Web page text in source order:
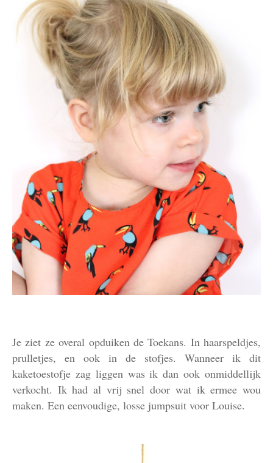
Je ziet ze overal opduiken de Toekans. In haarspeldjes,
prulletjes, en ook in de stofjes. Wanneer ik dit
kaketoestofje zag liggen was ik dan ook onmiddellijk
verkocht. Ik had al vrij snel door wat ik ermee wou
maken. Een eenvoudige, losse jumpsuit voor Louise.